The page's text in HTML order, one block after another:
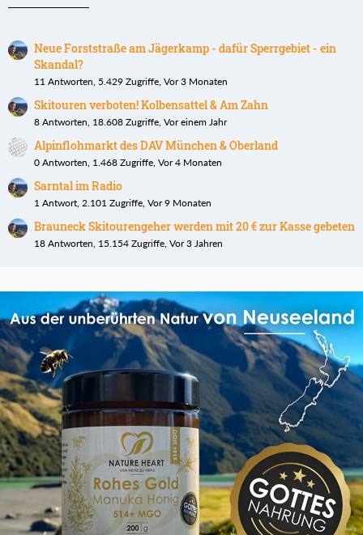
Neue Forststraße am Jägerkamp - dafür Sperrgebiet - ein
Skandal?
11 Antworten, 5.429 Zugriffe, Vor 3 Monaten
Skitouren verboten! Kolbensattel & Am Zahn
8 Antworten, 18.608 Zugriffe, Vor einem Jahr
Alpinflohmarkt des DAV München & Oberland
0 Antworten, 1.468 Zugriffe, Vor 4 Monaten
Sarntal im Radio
1 Antwort, 2.101 Zugriffe, Vor 9 Monaten
Brauneck Skitourengeher werden mit 20 € zur Kasse gebeten
18 Antworten, 15.154 Zugriffe, Vor 3 Jahren